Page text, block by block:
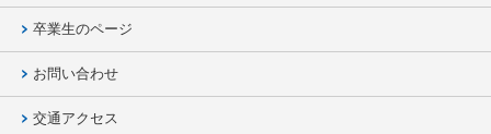
卒業生のページ
お問い合わせ
交通アクセス